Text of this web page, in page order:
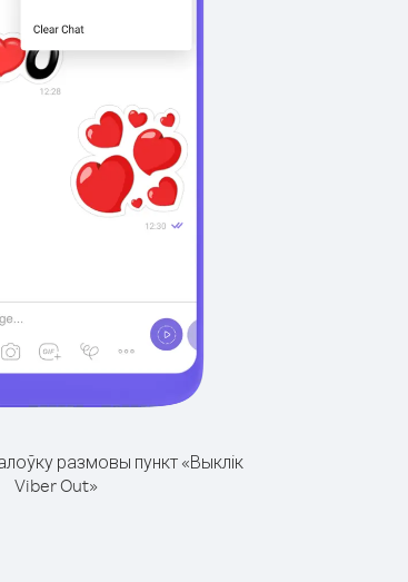
размовы пункт «Выклік
Viber Out»